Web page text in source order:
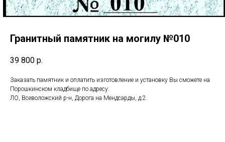
Гранитный памятник на могилу №010
39 800 р.
Заказать памятник и оплатить изготовление и установку Вы сможете на
Порошкинском кладбище по адресу:
ЛО, Всеволожский р-н, Дорога на Мендсарды, д.2.